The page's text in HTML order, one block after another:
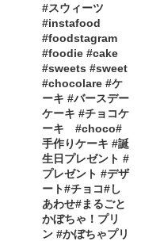
#スウィーツ
#instafood
#foodstagram
#foodie #cake
#sweets #sweet
#chocolare #ケ
ーキ #バースデー
ケーキ #チョコケ
ーキ #choco#
手作りケーキ #誕
生日プレゼント #
プレゼント #デザ
ート#チョコ#し
あわせ#まるごと
かぼちゃ！プリ
ン #かぼちゃプリ